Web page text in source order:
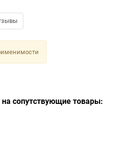
сопутствующие товары: